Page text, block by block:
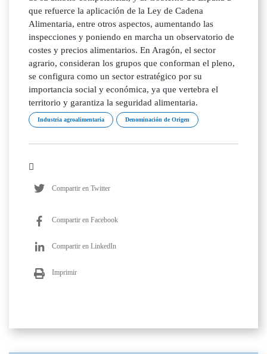
que refuerce la aplicación de la Ley de Cadena
Alimentaria, entre otros aspectos, aumentando las
inspecciones y poniendo en marcha un observatorio de
costes y precios alimentarios. En Aragón, el sector
agrario, consideran los grupos que conforman el pleno,
se configura como un sector estratégico por su
importancia social y económica, ya que vertebra el
territorio y garantiza la seguridad alimentaria.
Industria agroalimentaria Denominación de Origen
Compartir en Twitter
Compartir en Facebook
Compartir en LinkedIn
Imprimir